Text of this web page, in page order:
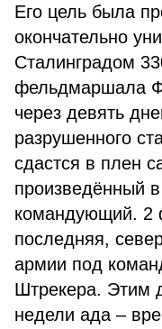
Его цель была
окончательно
Сталинградом
фельдмаршала
через девять
разрушенного
сдастся в плен
произведённый
командующий. 2
последняя,
армии под
Штрекера. Этим
недели ада –